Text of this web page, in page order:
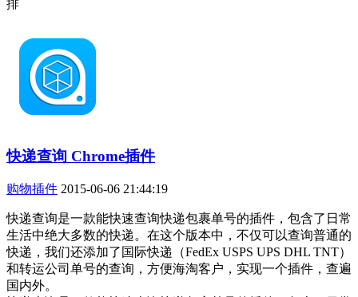
排
快递查询 Chrome插件
购物插件 2015-06-06 21:44:19
快递查询是一款能快速查询快递包裹单号的插件，包含了日常
生活中绝大多数的快递。在这个版本中，不仅可以查询普通的
快递，我们还添加了国际快递（FedEx USPS UPS DHL TNT）
和转运公司单号的查询，方便海淘客户，实现一个插件，查遍
国内外。